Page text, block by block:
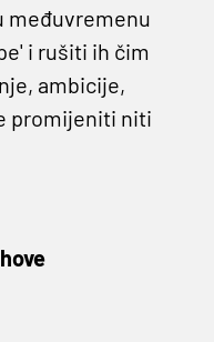
međuvremenu
i rušiti ih čim
ambicije,
promijeniti niti